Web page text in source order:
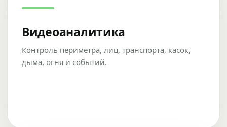
Видеоаналитика
Контроль периметра, лиц, транспорта, касок,
дыма, огня и событий.